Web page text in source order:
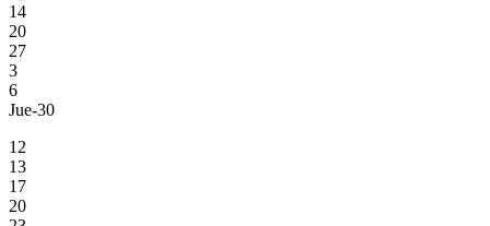
14
20
27
3
6
Jue-30
12
13
17
20